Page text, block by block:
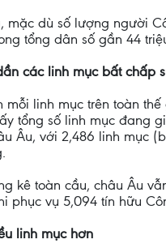
mặc dù số lượng người
tổng dân số gần 44
các linh mục bất chấp
mỗi linh mục trên toàn
tổng số linh mục đang
Âu, với 2,486 linh mục
kê toàn cầu, châu Âu
phục vụ 5,094 tín hữu
linh mục hơn